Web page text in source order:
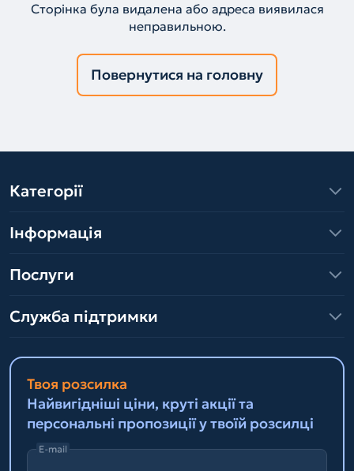
Сторінка була видалена або адреса виявилася
неправильною.
Повернутися на головну
Категорії
Інформація
Послуги
Служба підтримки
Твоя розсилка
Найвигідніші ціни, круті акції та
персональні пропозиції у твоїй розсилці
E-mail